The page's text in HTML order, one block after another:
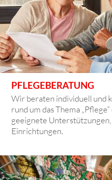
PFLEGEBERATUNG
Wir beraten individuell und
rund um das Thema
geeignete
Einrichtungen.